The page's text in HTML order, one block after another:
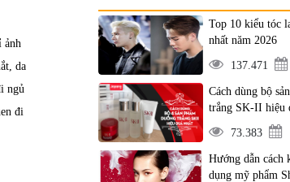
ảnh
da
ngủ
đi
Top 10 kiểu tóc
nhất năm 2026
137.471
Cách dùng bộ
trắng SK-II hiệu
73.383
Hướng dẫn cách
dụng mỹ phẩm